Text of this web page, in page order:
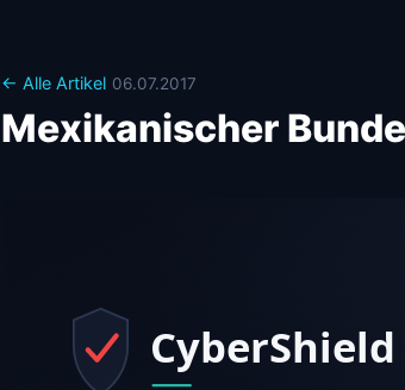
← Alle Artikel 06.07.2017
Mexikanischer